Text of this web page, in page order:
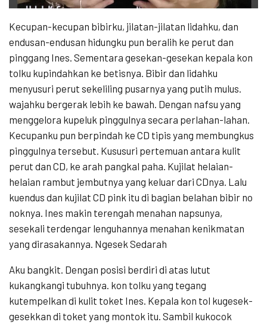
Kecupan-kecupan bibirku, jilatan-jilatan lidahku, dan
endusan-endusan hidungku pun beralih ke perut dan
pinggang Ines. Sementara gesekan-gesekan kepala kon
tolku kupindahkan ke betisnya. Bibir dan lidahku
menyusuri perut sekeliling pusarnya yang putih mulus.
wajahku bergerak lebih ke bawah. Dengan nafsu yang
menggelora kupeluk pinggulnya secara perlahan-lahan.
Kecupanku pun berpindah ke CD tipis yang membungkus
pinggulnya tersebut. Kususuri pertemuan antara kulit
perut dan CD, ke arah pangkal paha. Kujilat helaian-
helaian rambut jembutnya yang keluar dari CDnya. Lalu
kuendus dan kujilat CD pink itu di bagian belahan bibir no
noknya. Ines makin terengah menahan napsunya,
sesekali terdengar lenguhannya menahan kenikmatan
yang dirasakannya. Ngesek Sedarah
Aku bangkit. Dengan posisi berdiri di atas lutut
kukangkangi tubuhnya. kon tolku yang tegang
kutempelkan di kulit toket Ines. Kepala kon tol kugesek-
gesekkan di toket yang montok itu. Sambil kukocok